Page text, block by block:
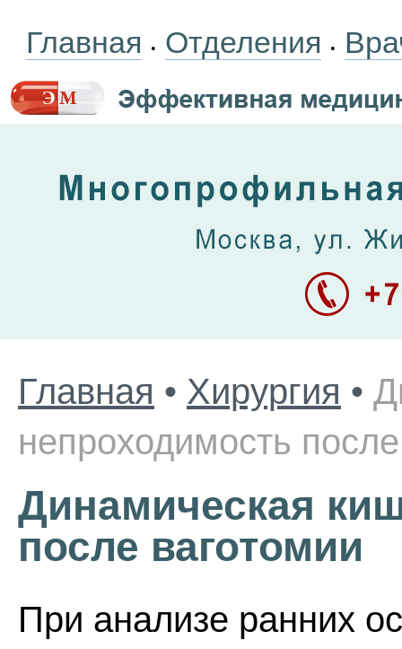
Главная • Отделения •
Главная • Хирургия •
непроходимость
Динамическая
после ваготомии
При анализе ранних